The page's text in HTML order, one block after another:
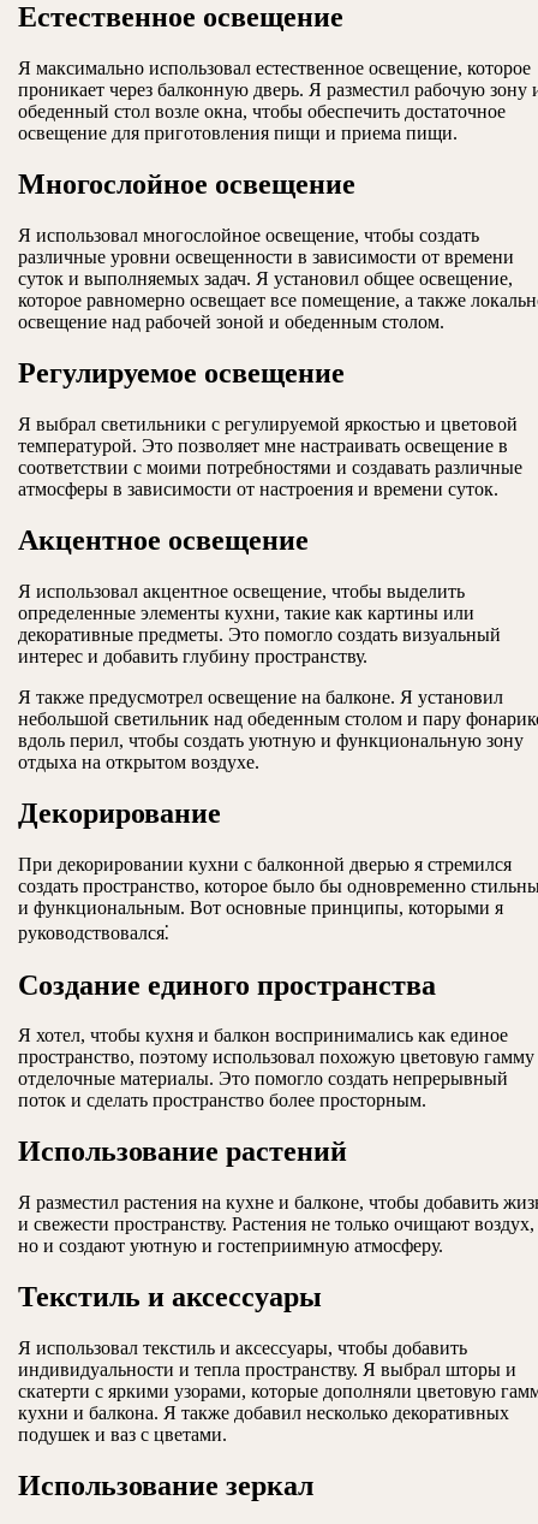
Естественное освещение
Я максимально использовал естественное освещение, которое
проникает через балконную дверь. Я разместил рабочую зону
обеденный стол возле окна, чтобы обеспечить достаточное
освещение для приготовления пищи и приема пищи.
Многослойное освещение
Я использовал многослойное освещение, чтобы создать
различные уровни освещенности в зависимости от времени
суток и выполняемых задач. Я установил общее освещение,
которое равномерно освещает все помещение, а также
освещение над рабочей зоной и обеденным столом.
Регулируемое освещение
Я выбрал светильники с регулируемой яркостью и цветовой
температурой. Это позволяет мне настраивать освещение в
соответствии с моими потребностями и создавать различные
атмосферы в зависимости от настроения и времени суток.
Акцентное освещение
Я использовал акцентное освещение, чтобы выделить
определенные элементы кухни, такие как картины или
декоративные предметы. Это помогло создать визуальный
интерес и добавить глубину пространству.
Я также предусмотрел освещение на балконе. Я установил
небольшой светильник над обеденным столом и пару
вдоль перил, чтобы создать уютную и функциональную зону
отдыха на открытом воздухе.
Декорирование
При декорировании кухни с балконной дверью я стремился
создать пространство, которое было бы одновременно
и функциональным. Вот основные принципы, которыми я
руководствовался⁚
Создание единого пространства
Я хотел, чтобы кухня и балкон воспринимались как единое
пространство, поэтому использовал похожую цветовую
отделочные материалы. Это помогло создать непрерывный
поток и сделать пространство более просторным.
Использование растений
Я разместил растения на кухне и балконе, чтобы добавить
и свежести пространству. Растения не только очищают воздух,
но и создают уютную и гостеприимную атмосферу.
Текстиль и аксессуары
Я использовал текстиль и аксессуары, чтобы добавить
индивидуальности и тепла пространству. Я выбрал шторы и
скатерти с яркими узорами, которые дополняли цветовую
кухни и балкона. Я также добавил несколько декоративных
подушек и ваз с цветами.
Использование зеркал